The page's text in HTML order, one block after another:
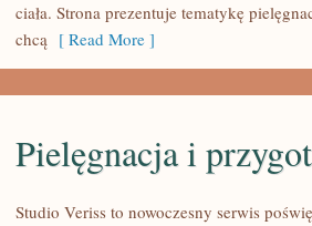
ciała. Strona prezentuje tematykę
chcą [ Read More ]
Pielęgnacja i
Studio Veriss to nowoczesny serwis